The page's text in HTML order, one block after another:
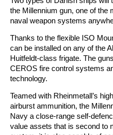
the Millennium gun, one of the
naval weapon systems
Thanks to the flexible ISO
can be installed on any of the
Huitfeldt-class frigate. The
CEROS fire control systems
technology.
Teamed with Rheinmetall’s
airburst ammunition, the
Navy a close-range self-
value assets that is second to